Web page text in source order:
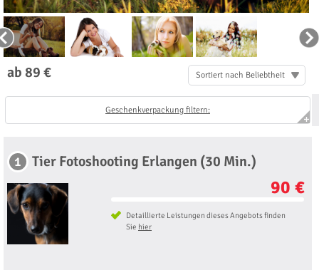
ab 89 € Sortiert nach Beliebtheit
Geschenkverpackung filtern:
1 Tier Fotoshooting Erlangen (30 Min.)
90 €
Detaillierte Leistungen dieses Angebots finden
Sie hier